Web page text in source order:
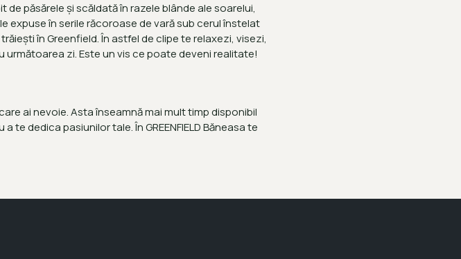
păsărele și scăldată în razele blânde ale soarelui,
expuse în serile răcoroase de vară sub cerul înstelat
în Greenfield. În astfel de clipe te relaxezi, visezi,
zi. Este un vis ce poate deveni realitate!
ai nevoie. Asta înseamnă mai mult timp disponibil
dedica pasiunilor tale. În GREENFIELD Băneasa te